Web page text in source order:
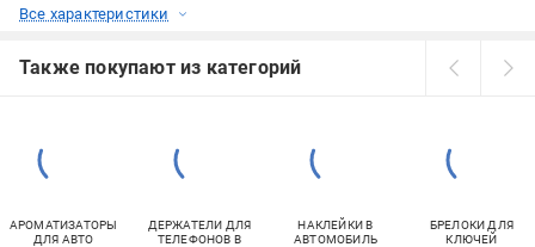
Все характеристики
Также покупают из категорий
АРОМАТИЗАТОРЫ
ДЛЯ АВТО
ДЕРЖАТЕЛИ ДЛЯ
ТЕЛЕФОНОВ В
НАКЛЕЙКИ В
АВТОМОБИЛЬ
БРЕЛОКИ ДЛЯ
КЛЮЧЕЙ